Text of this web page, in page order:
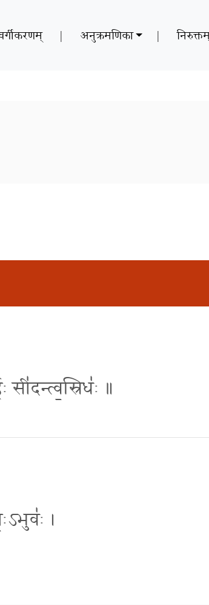
| अनुक्रमणिका |
सी॑दन्त्व॒स्रिधः॑ ॥
।